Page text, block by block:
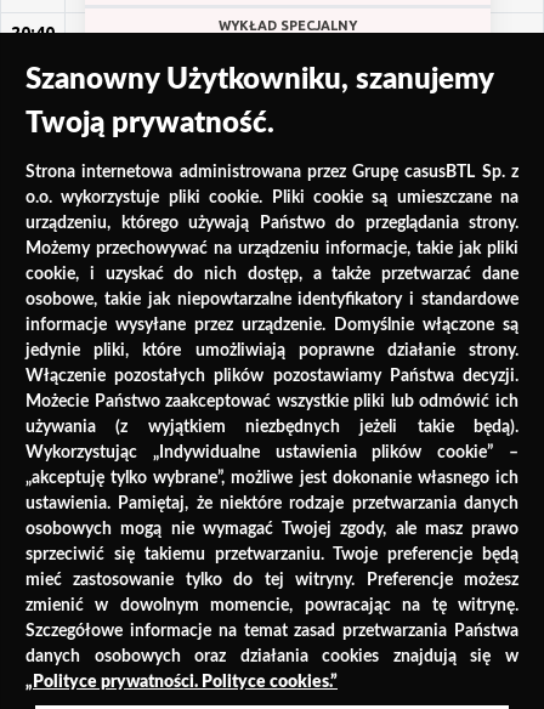
Szanowny Użytkowniku, szanujemy
Twoją prywatność.
Strona internetowa administrowana przez Grupę casusBTL Sp. z
o.o. wykorzystuje pliki cookie. Pliki cookie są umieszczane na
urządzeniu, którego używają Państwo do przeglądania strony.
Możemy przechowywać na urządzeniu informacje, takie jak pliki
cookie, i uzyskać do nich dostęp, a także przetwarzać dane
osobowe, takie jak niepowtarzalne identyfikatory i standardowe
informacje wysyłane przez urządzenie. Domyślnie włączone są
jedynie pliki, które umożliwiają poprawne działanie strony.
Włączenie pozostałych plików pozostawiamy Państwa decyzji.
Możecie Państwo zaakceptować wszystkie pliki lub odmówić ich
używania (z wyjątkiem niezbędnych jeżeli takie będą).
Wykorzystując „Indywidualne ustawienia plików cookie” –
„akceptuję tylko wybrane”, możliwe jest dokonanie własnego ich
ustawienia. Pamiętaj, że niektóre rodzaje przetwarzania danych
osobowych mogą nie wymagać Twojej zgody, ale masz prawo
sprzeciwić się takiemu przetwarzaniu. Twoje preferencje będą
mieć zastosowanie tylko do tej witryny. Preferencje możesz
zmienić w dowolnym momencie, powracając na tę witrynę.
Szczegółowe informacje na temat zasad przetwarzania Państwa
danych osobowych oraz działania cookies znajdują się w
„ Polityce prywatności. Polityce cookies.”
WYKŁAD SPECJALNY
20:40
21:00
21:10
21:20
21:30
21:40
22:00